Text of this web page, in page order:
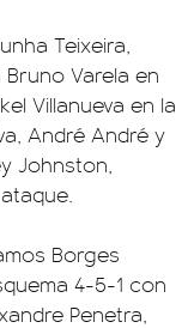
Teixeira,
Varela en
Villanueva en la
André André y
Johnston,
Borges
4-5-1 con
Penetra,